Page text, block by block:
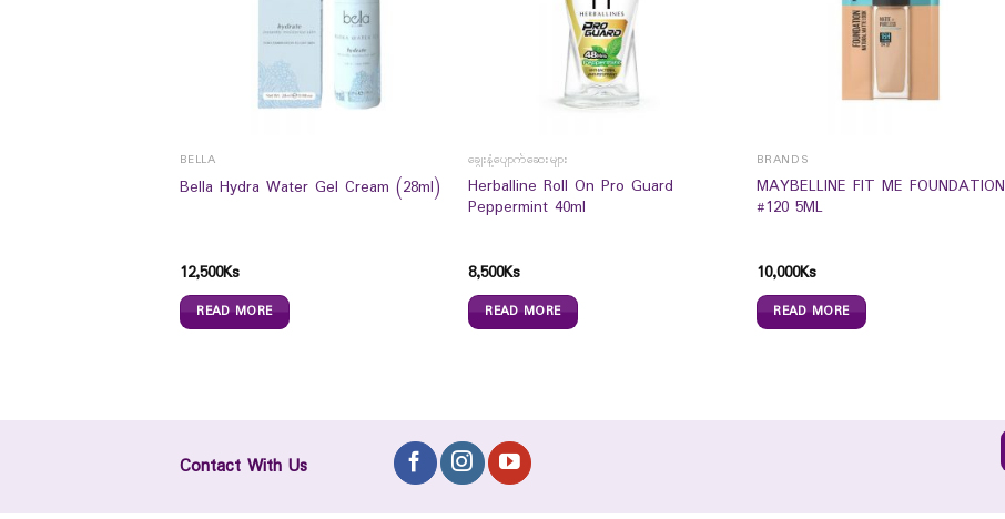
BELLA
Bella Hydra Water Gel Cream (28ml)
12,500Ks
READ MORE
ချွေးနံ့ပျောက်ဆေးများ
Herballine Roll On Pro Guard
Peppermint 40ml
8,500Ks
READ MORE
BRANDS
MAYBELLINE FIT ME FOUNDATION
#120 5ML
10,000Ks
READ MORE
Contact With Us